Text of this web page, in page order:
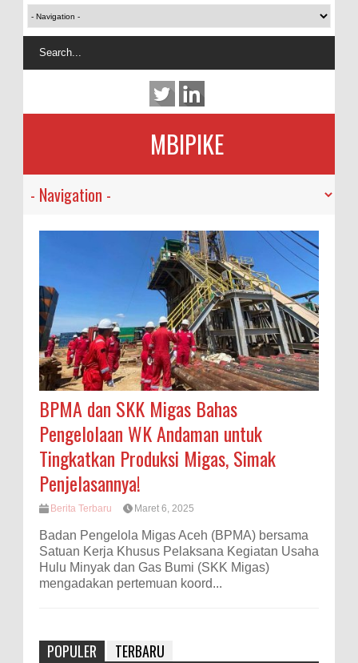
MBIPIKE
BPMA dan SKK Migas Bahas
Pengelolaan WK Andaman untuk
Tingkatkan Produksi Migas, Simak
Penjelasannya!
Berita Terbaru Maret 6, 2025
Badan Pengelola Migas Aceh (BPMA) bersama
Satuan Kerja Khusus Pelaksana Kegiatan Usaha
Hulu Minyak dan Gas Bumi (SKK Migas)
mengadakan pertemuan koord...
POPULER TERBARU